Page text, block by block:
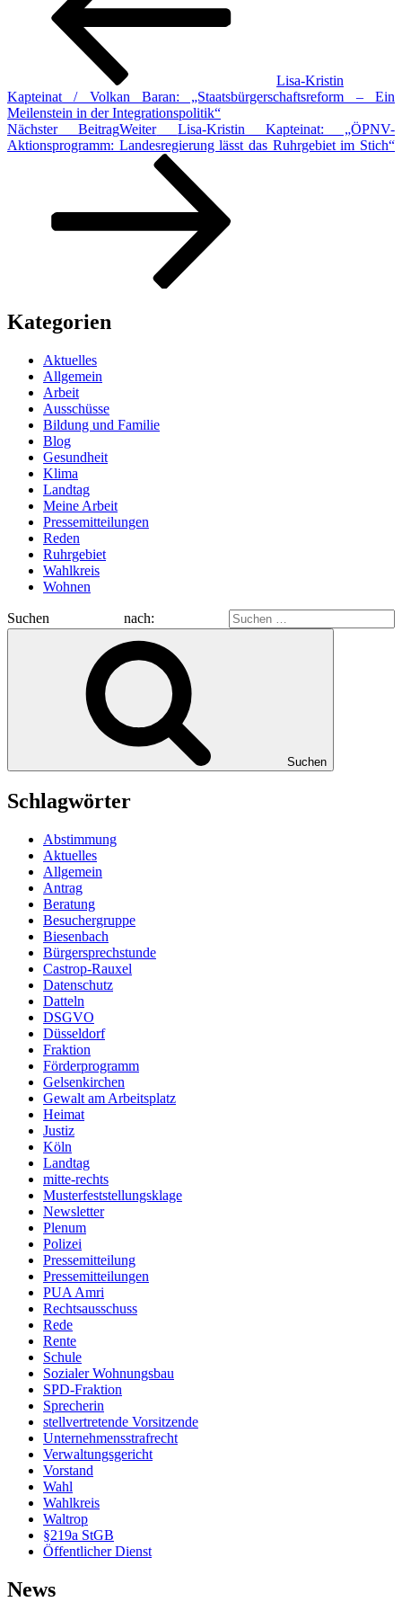
Lisa-Kristin
Kapteinat / Volkan Baran: „Staatsbürgerschaftsreform – Ein
Meilenstein in der Integrationspolitik“
Nächster BeitragWeiter
Lisa-Kristin Kapteinat: „ÖPNV-
Aktionsprogramm: Landesregierung lässt das Ruhrgebiet im Stich“
Kategorien
Aktuelles
Allgemein
Arbeit
Ausschüsse
Bildung und Familie
Blog
Gesundheit
Klima
Landtag
Meine Arbeit
Pressemitteilungen
Reden
Ruhrgebiet
Wahlkreis
Wohnen
Suchen nach:
Suchen
Schlagwörter
Abstimmung
Aktuelles
Allgemein
Antrag
Beratung
Besuchergruppe
Biesenbach
Bürgersprechstunde
Castrop-Rauxel
Datenschutz
Datteln
DSGVO
Düsseldorf
Fraktion
Förderprogramm
Gelsenkirchen
Gewalt am Arbeitsplatz
Heimat
Justiz
Köln
Landtag
mitte-rechts
Musterfeststellungsklage
Newsletter
Plenum
Polizei
Pressemitteilung
Pressemitteilungen
PUA Amri
Rechtsausschuss
Rede
Rente
Schule
Sozialer Wohnungsbau
SPD-Fraktion
Sprecherin
stellvertretende Vorsitzende
Unternehmensstrafrecht
Verwaltungsgericht
Vorstand
Wahl
Wahlkreis
Waltrop
§219a StGB
Öffentlicher Dienst
News